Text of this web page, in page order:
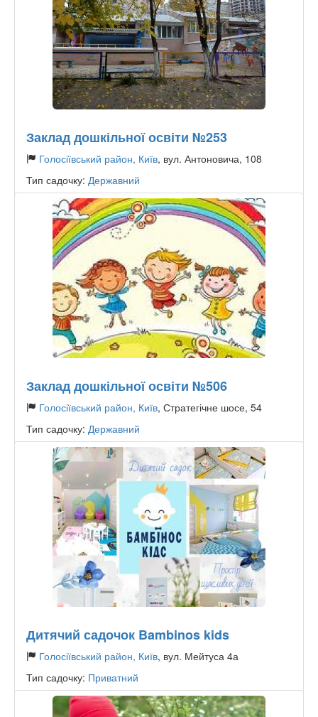
Заклад дошкільної освіти №253
Голосіївський район, Київ, вул. Антоновича, 108
Тип садочку: Державний
Заклад дошкільної освіти №506
Голосіївський район, Київ, Стратегічне шосе, 54
Тип садочку: Державний
Дитячий садочок Bambinos kids
Голосіївський район, Київ, вул. Мейтуса 4а
Тип садочку: Приватний